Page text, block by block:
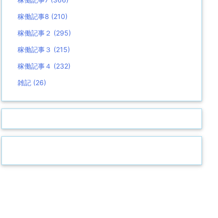
稼働記事8 (210)
稼働記事２ (295)
稼働記事３ (215)
稼働記事４ (232)
雑記 (26)